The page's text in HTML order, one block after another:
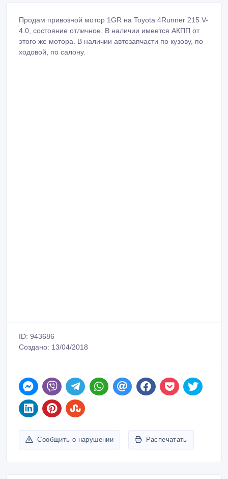
Продам привозной мотор 1GR на Toyota 4Runner 215 V-
4.0, состояние отличное. В наличии имеется АКПП от
этого же мотора. В наличии автозапчасти по кузову, по
ходовой, по салону.
ID: 943686
Создано: 13/04/2018
Сообщить о нарушении Распечатать